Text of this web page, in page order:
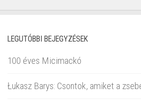
LEGUTÓBBI BEJEGYZÉSEK
100 éves Micimackó
Łukasz Barys: Csontok, amiket a